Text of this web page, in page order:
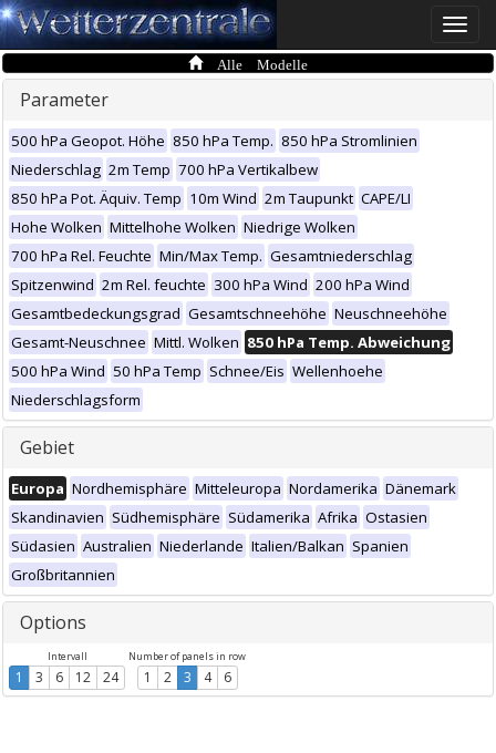
Toggle
Alle Modelle
Parameter
500 hPa Geopot. Höhe 850 hPa Temp. 850 hPa Stromlinien
Niederschlag 2m Temp 700 hPa Vertikalbew
850 hPa Pot. Äquiv. Temp 10m Wind 2m Taupunkt CAPE/LI
Hohe Wolken Mittelhohe Wolken Niedrige Wolken
700 hPa Rel. Feuchte Min/Max Temp. Gesamtniederschlag
Spitzenwind 2m Rel. feuchte 300 hPa Wind 200 hPa Wind
Gesamtbedeckungsgrad Gesamtschneehöhe Neuschneehöhe
Gesamt-Neuschnee Mittl. Wolken 850 hPa Temp. Abweichung
500 hPa Wind 50 hPa Temp Schnee/Eis Wellenhoehe
Niederschlagsform
Gebiet
Europa Nordhemisphäre Mitteleuropa Nordamerika Dänemark
Skandinavien Südhemisphäre Südamerika Afrika Ostasien
Südasien Australien Niederlande Italien/Balkan Spanien
Großbritannien
Options
Intervall
1 3 6 12 24
Number of panels in row
1 2 3 4 6